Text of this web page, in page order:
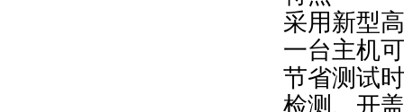
采用新型
一台主机
节省测试
检测、开